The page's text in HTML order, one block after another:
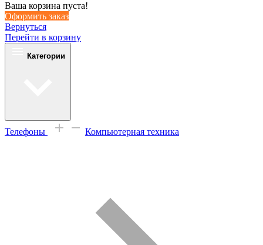
Ваша корзина пуста!
Оформить заказ
Вернуться
Перейти в корзину
Категории
Телефоны Компьютерная техника